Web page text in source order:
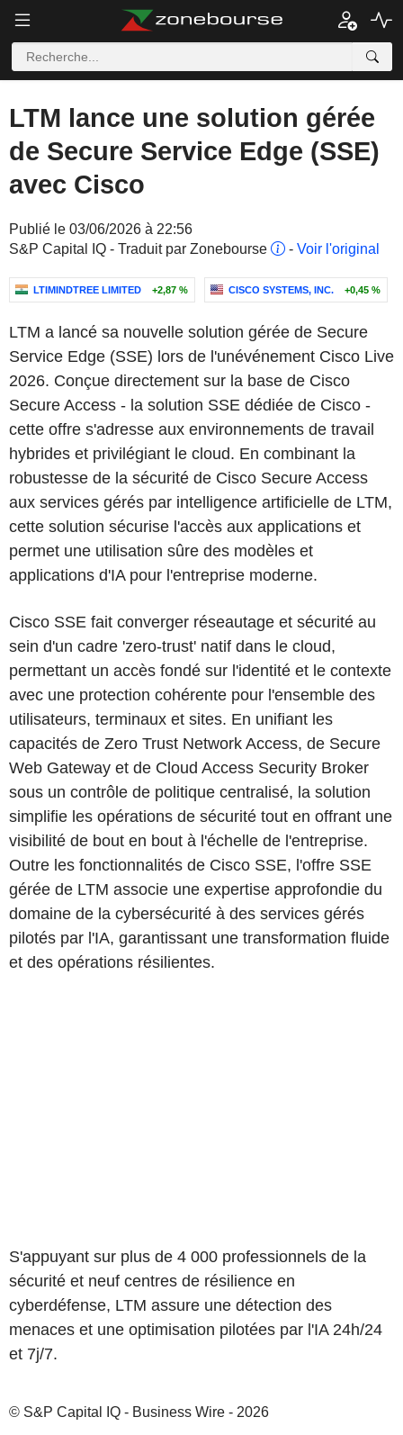
LTM lance une solution gérée
de Secure Service Edge (SSE)
avec Cisco
Publié le 03/06/2026 à 22:56
S&P Capital IQ - Traduit par Zonebourse
- Voir l'original
LTIMINDTREE LIMITED +2,87 % CISCO SYSTEMS, INC. +0,45 %
LTM a lancé sa nouvelle solution gérée de Secure
Service Edge (SSE) lors de l'unévénement Cisco Live
2026. Conçue directement sur la base de Cisco
Secure Access - la solution SSE dédiée de Cisco -
cette offre s'adresse aux environnements de travail
hybrides et privilégiant le cloud. En combinant la
robustesse de la sécurité de Cisco Secure Access
aux services gérés par intelligence artificielle de LTM,
cette solution sécurise l'accès aux applications et
permet une utilisation sûre des modèles et
applications d'IA pour l'entreprise moderne.
Cisco SSE fait converger réseautage et sécurité au
sein d'un cadre 'zero-trust' natif dans le cloud,
permettant un accès fondé sur l'identité et le contexte
avec une protection cohérente pour l'ensemble des
utilisateurs, terminaux et sites. En unifiant les
capacités de Zero Trust Network Access, de Secure
Web Gateway et de Cloud Access Security Broker
sous un contrôle de politique centralisé, la solution
simplifie les opérations de sécurité tout en offrant une
visibilité de bout en bout à l'échelle de l'entreprise.
Outre les fonctionnalités de Cisco SSE, l'offre SSE
gérée de LTM associe une expertise approfondie du
domaine de la cybersécurité à des services gérés
pilotés par l'IA, garantissant une transformation fluide
et des opérations résilientes.
S'appuyant sur plus de 4 000 professionnels de la
sécurité et neuf centres de résilience en
cyberdéfense, LTM assure une détection des
menaces et une optimisation pilotées par l'IA 24h/24
et 7j/7.
© S&P Capital IQ - Business Wire - 2026